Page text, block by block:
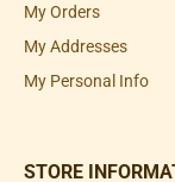
My Orders
My Addresses
My Personal Info
STORE